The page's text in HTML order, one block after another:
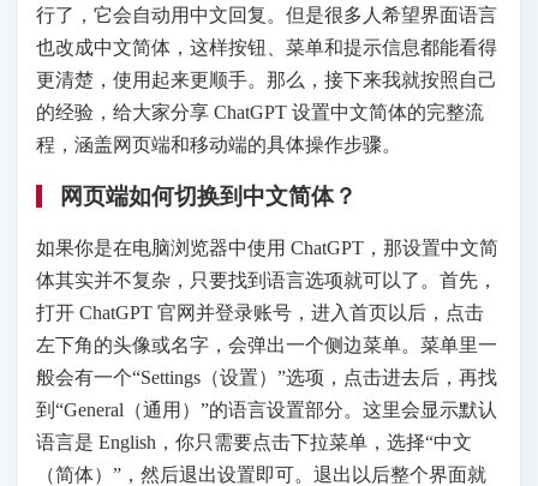
行了，它会自动用中文回复。但是很多人希望界面语言
也改成中文简体，这样按钮、菜单和提示信息都能看得
更清楚，使用起来更顺手。那么，接下来我就按照自己
的经验，给大家分享 ChatGPT 设置中文简体的完整流
程，涵盖网页端和移动端的具体操作步骤。
网页端如何切换到中文简体？
如果你是在电脑浏览器中使用 ChatGPT，那设置中文简
体其实并不复杂，只要找到语言选项就可以了。首先，
打开 ChatGPT 官网并登录账号，进入首页以后，点击
左下角的头像或名字，会弹出一个侧边菜单。菜单里一
般会有一个“Settings（设置）”选项，点击进去后，再找
到“General（通用）”的语言设置部分。这里会显示默认
语言是 English，你只需要点击下拉菜单，选择“中文
（简体）”，然后退出设置即可。退出以后整个界面就